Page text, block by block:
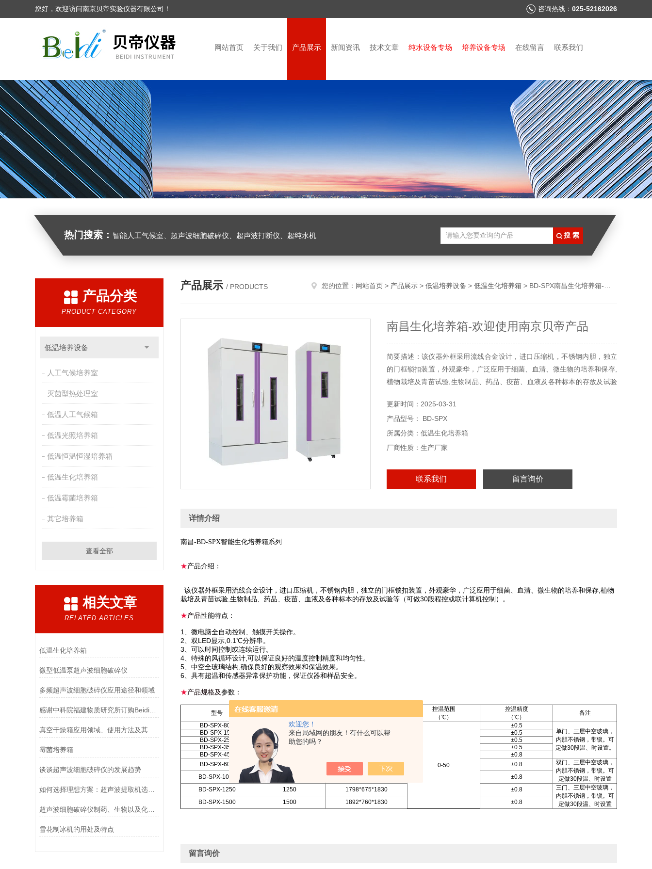
欢迎您！
来自局域网的朋友！有什么可以帮
助您的吗？
您好，欢迎访问南京贝帝实验仪器有限公司！ 咨询热线： 025-52162026
网站首页 关于我们 产品展示 新闻资讯 技术文章 纯水设备专场 培养设备专场 在线留言 联系我们
热门搜索： 智能人工气候室、超声波细胞破碎仪、超声波打断仪、超纯水机
产品分类
PRODUCT CATEGORY
低温培养设备
人工气候培养室
灭菌型热处理室
低温人工气候箱
低温光照培养箱
低温恒温恒湿培养箱
低温生化培养箱
低温霉菌培养箱
其它培养箱
查看全部
相关文章
RELATED ARTICLES
低温生化培养箱
微型低温泵超声波细胞破碎仪
多频超声波细胞破碎仪应用途径和领域
感谢中科院福建物质研究所订购Beidi系列智能超声波细胞破碎仪
真空干燥箱应用领域、使用方法及其注意事项
霉菌培养箱
谈谈超声波细胞破碎仪的发展趋势
如何选择理想方案：超声波提取机选型与工艺优化全指南
超声波细胞破碎仪制药、生物以及化工品行业的运用
雪花制冰机的用处及特点
产品展示 / PRODUCTS 您的位置： 网站首页 > 产品展示 > 低温培养设备 > 低温生化培养箱 > BD-SPX南昌生化培养箱-欢迎使用南京贝帝产品
南昌生化培养箱-欢迎使用南京贝帝产品
简要描述：该仪器外框采用流线合金设计，进口压缩机，不锈钢内胆，独立
的门框锁扣装置，外观豪华，广泛应用于细菌、血清、微生物的培养和保存,
植物栽培及青苗试验,生物制品、药品、疫苗、血液及各种标本的存放及试验
更新时间：2025-03-31
产品型号： BD-SPX
所属分类：低温生化培养箱
厂商性质：生产厂家
联系我们 留言询价
详情介绍
南昌-BD-SPX智能生化培养箱系列
★产品介绍：
该仪器外框采用流线合金设计，进口压缩机，不锈钢内胆，独立的门框锁扣装置，外观豪华，广泛应用于细菌、血清、微生物的培养和保存,植物
栽培及青苗试验,生物制品、药品、疫苗、血液及各种标本的存放及试验等（可做30段程控或联计算机控制）。
★产品性能特点：
1、微电脑全自动控制、触摸开关操作。
2、双LED显示,0.1℃分辨串。
3、可以时间控制或连续运行。
4、特殊的风循环设计,可以保证良好的温度控制精度和均匀性。
5、中空全玻璃结构,确保良好的观察效果和保温效果。
6、具有超温和传感器异常保护功能，保证仪器和样品安全。
★产品规格及参数：
型号
（L）
（宽*深*高）
控温范围
（℃）
控温精度
（℃）
备注
BD-SPX-80A
80
0-50
±0.5
单门、三层中空玻璃，
内胆不锈钢，带锁。可
定做30段温、时设置。
BD-SPX-150 150 594*594*1250
±0.5
BD-SPX-250
250
±0.5
BD-SPX-350
±0.5
BD-SPX-450
±0.8
BD-SPX-600
1265*594*1525 ±0.8
双门、三层中空玻璃，
内胆不锈钢，带锁。可
定做30段温、时设置
BD-SPX-1000 1000 1215*648*1850
±0.8
BD-SPX-1250
1250 1798*675*1830 ±0.8
三门、三层中空玻璃，
内胆不锈钢，带锁。可
定做30段温、时设置
BD-SPX-1500 1500 1892*760*1830 ±0.8
留言询价